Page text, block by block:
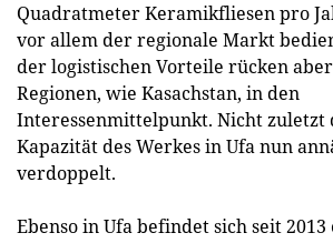
Quadratmeter Keramikfliesen pro
vor allem der regionale Markt
der logistischen Vorteile rücken
Regionen, wie Kasachstan, in den
Interessenmittelpunkt. Nicht zuletzt
Kapazität des Werkes in Ufa nun
verdoppelt.
Ebenso in Ufa befindet sich seit